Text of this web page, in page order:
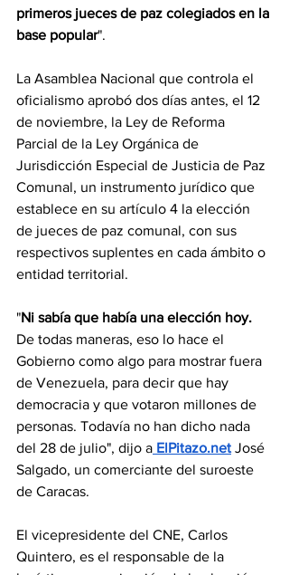
primeros jueces de paz colegiados en la
base popular".
La Asamblea Nacional que controla el
oficialismo aprobó dos días antes, el 12
de noviembre, la Ley de Reforma
Parcial de la Ley Orgánica de
Jurisdicción Especial de Justicia de Paz
Comunal, un instrumento jurídico que
establece en su artículo 4 la elección
de jueces de paz comunal, con sus
respectivos suplentes en cada ámbito o
entidad territorial.
"Ni sabía que había una elección hoy.
De todas maneras, eso lo hace el
Gobierno como algo para mostrar fuera
de Venezuela, para decir que hay
democracia y que votaron millones de
personas. Todavía no han dicho nada
del 28 de julio", dijo a ElPitazo.net José
Salgado, un comerciante del suroeste
de Caracas.
El vicepresidente del CNE, Carlos
Quintero, es el responsable de la